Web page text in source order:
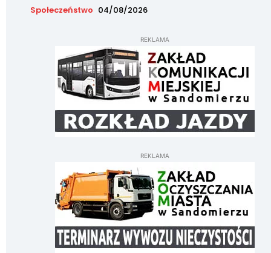
Społeczeństwo 04/08/2026
REKLAMA
REKLAMA